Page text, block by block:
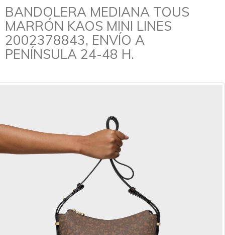
BANDOLERA MEDIANA TOUS
MARRÓN KAOS MINI LINES
2002378843, ENVÍO A
PENÍNSULA 24-48 H.